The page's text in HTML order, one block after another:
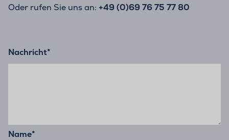
Oder rufen Sie uns an: +49 (0)69 76 75 77 80
Nachricht*
Name*